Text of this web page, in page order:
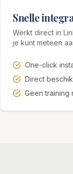
Snelle
Werkt direct in
je kunt meteen
One-click
Direct
Geen training